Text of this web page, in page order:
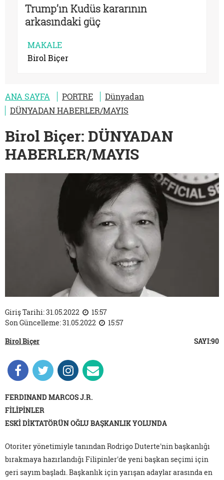
Trump’ın Kudüs kararının
arkasındaki güç
MAKALE
Birol Biçer
ANA SAYFA PORTRE
Dünyadan
DÜNYADAN HABERLER/MAYIS
Birol Biçer: DÜNYADAN
HABERLER/MAYIS
Giriş Tarihi: 31.05.2022
15:57
Son Güncelleme: 31.05.2022
15:57
Birol Biçer
SAYI:90
FERDINAND MARCOS J.R.
FİLİPİNLER
ESKİ DİKTATÖRÜN OĞLU BAŞKANLIK YOLUNDA
Otoriter yönetimiyle tanından Rodrigo Duterte'nin başkanlığı
bırakmaya hazırlandığı Filipinler'de yeni başkan seçimi için
geri sayım başladı. Başkanlık için yarışan adaylar arasında en